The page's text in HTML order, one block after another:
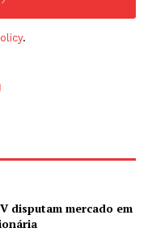
.
disputam mercado em